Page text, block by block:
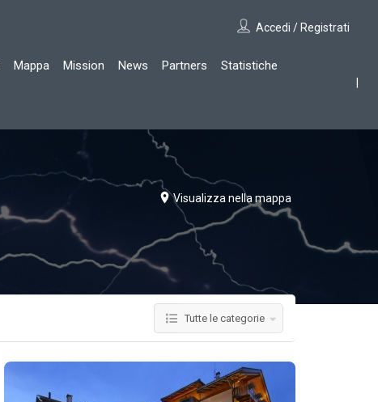
Accedi / Registrati
Mappa Mission News Partners Statistiche
Visualizza nella mappa
Tutte le categorie